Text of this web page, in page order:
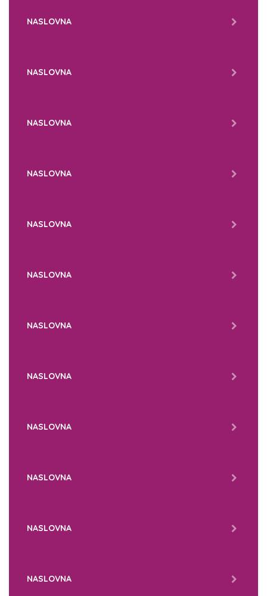
NASLOVNA
NASLOVNA
NASLOVNA
NASLOVNA
NASLOVNA
NASLOVNA
NASLOVNA
NASLOVNA
NASLOVNA
NASLOVNA
NASLOVNA
NASLOVNA